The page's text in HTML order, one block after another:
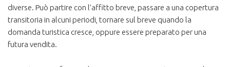
diverse. Può partire con l’affitto breve, passare a una copertura
transitoria in alcuni periodi, tornare sul breve quando la
domanda turistica cresce, oppure essere preparato per una
futura vendita.